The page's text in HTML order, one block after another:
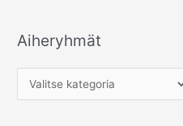
Aiheryhmät
A
e